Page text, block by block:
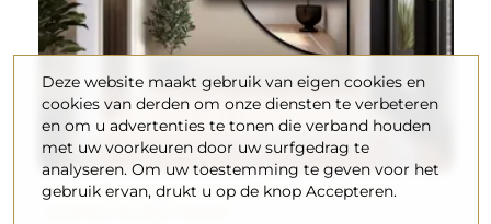
Halfronde spiegel in twee delen in een frame -
Deze website maakt gebruik van eigen cookies en
cookies van derden om onze diensten te verbeteren
en om u advertenties te tonen die verband houden
met uw voorkeuren door uw surfgedrag te
analyseren. Om uw toestemming te geven voor het
gebruik ervan, drukt u op de knop Accepteren.